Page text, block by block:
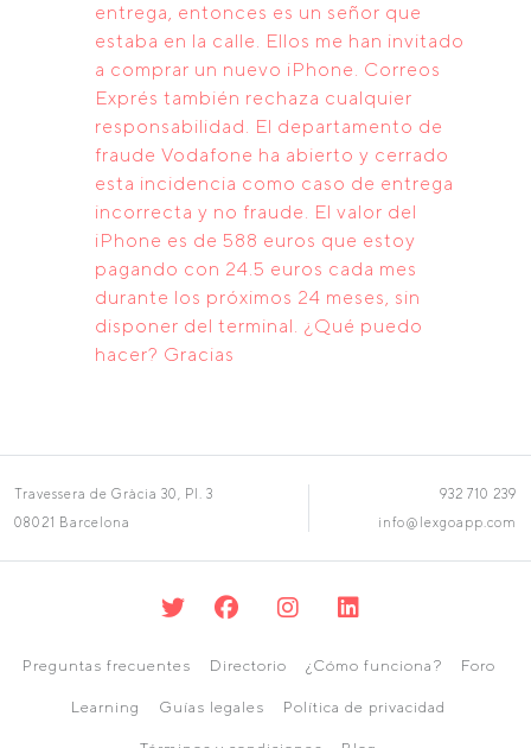
entrega, entonces es un señor que
estaba en la calle. Ellos me han invitado
a comprar un nuevo iPhone. Correos
Exprés también rechaza cualquier
responsabilidad. El departamento de
fraude Vodafone ha abierto y cerrado
esta incidencia como caso de entrega
incorrecta y no fraude. El valor del
iPhone es de 588 euros que estoy
pagando con 24.5 euros cada mes
durante los próximos 24 meses, sin
disponer del terminal. ¿Qué puedo
hacer? Gracias
Travessera de Gràcia 30, Pl. 3
08021 Barcelona
932 710 239
info@lexgoapp.com
Preguntas frecuentes Directorio ¿Cómo funciona? Foro
Learning Guías legales Política de privacidad